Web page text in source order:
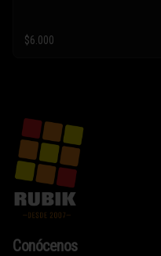
$6.000
Conócenos